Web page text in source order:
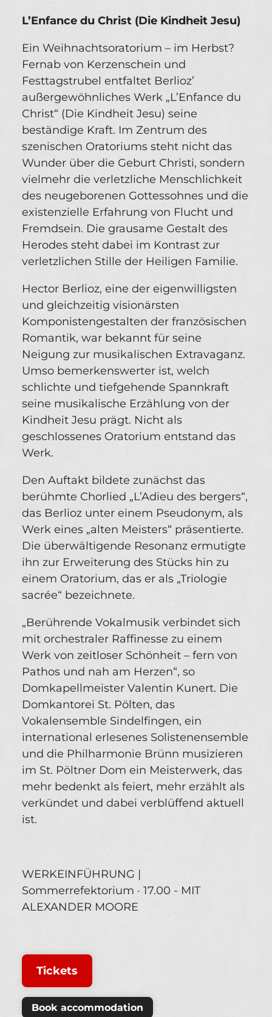
L’Enfance du Christ (Die Kindheit Jesu)
Ein Weihnachtsoratorium – im Herbst?
Fernab von Kerzenschein und
Festtagstrubel entfaltet Berlioz’
außergewöhnliches Werk „L’Enfance du
Christ“ (Die Kindheit Jesu) seine
beständige Kraft. Im Zentrum des
szenischen Oratoriums steht nicht das
Wunder über die Geburt Christi, sondern
vielmehr die verletzliche Menschlichkeit
des neugeborenen Gottessohnes und die
existenzielle Erfahrung von Flucht und
Fremdsein. Die grausame Gestalt des
Herodes steht dabei im Kontrast zur
verletzlichen Stille der Heiligen Familie.
Hector Berlioz, eine der eigenwilligsten
und gleichzeitig visionärsten
Komponistengestalten der französischen
Romantik, war bekannt für seine
Neigung zur musikalischen Extravaganz.
Umso bemerkenswerter ist, welch
schlichte und tiefgehende Spannkraft
seine musikalische Erzählung von der
Kindheit Jesu prägt. Nicht als
geschlossenes Oratorium entstand das
Werk.
Den Auftakt bildete zunächst das
berühmte Chorlied „L’Adieu des bergers“,
das Berlioz unter einem Pseudonym, als
Werk eines „alten Meisters“ präsentierte.
Die überwältigende Resonanz ermutigte
ihn zur Erweiterung des Stücks hin zu
einem Oratorium, das er als „Triologie
sacrée“ bezeichnete.
„Berührende Vokalmusik verbindet sich
mit orchestraler Raffinesse zu einem
Werk von zeitloser Schönheit – fern von
Pathos und nah am Herzen“, so
Domkapellmeister Valentin Kunert. Die
Domkantorei St. Pölten, das
Vokalensemble Sindelfingen, ein
international erlesenes Solistenensemble
und die Philharmonie Brünn musizieren
im St. Pöltner Dom ein Meisterwerk, das
mehr bedenkt als feiert, mehr erzählt als
verkündet und dabei verblüffend aktuell
ist.
WERKEINFÜHRUNG |
Sommerrefektorium · 17.00 - MIT
ALEXANDER MOORE
Tickets
Book accommodation